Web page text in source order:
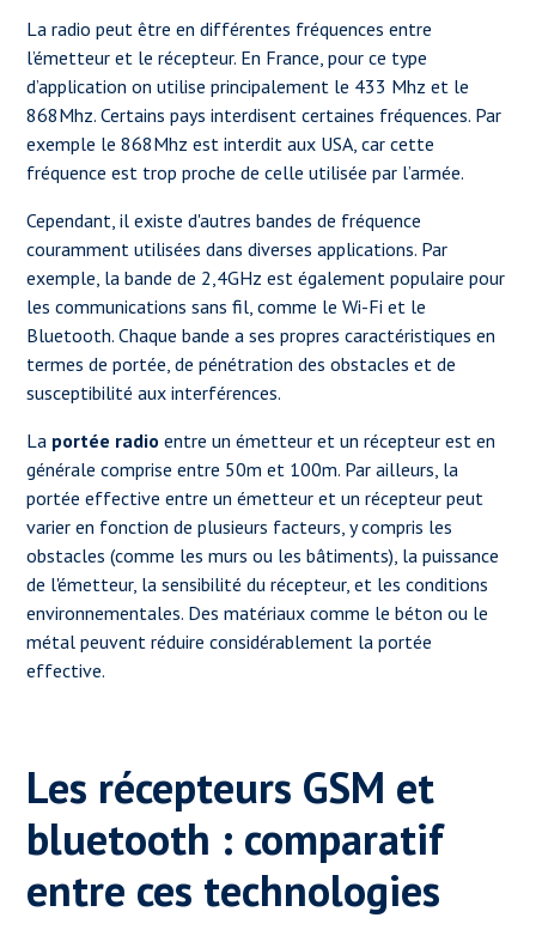
La radio peut être en différentes fréquences entre
l’émetteur et le récepteur. En France, pour ce type
d’application on utilise principalement le 433 Mhz et le
868Mhz. Certains pays interdisent certaines fréquences. Par
exemple le 868Mhz est interdit aux USA, car cette
fréquence est trop proche de celle utilisée par l’armée.
Cependant, il existe d'autres bandes de fréquence
couramment utilisées dans diverses applications. Par
exemple, la bande de 2,4GHz est également populaire pour
les communications sans fil, comme le Wi-Fi et le
Bluetooth. Chaque bande a ses propres caractéristiques en
termes de portée, de pénétration des obstacles et de
susceptibilité aux interférences.
La portée radio entre un émetteur et un récepteur est en
générale comprise entre 50m et 100m. Par ailleurs, la
portée effective entre un émetteur et un récepteur peut
varier en fonction de plusieurs facteurs, y compris les
obstacles (comme les murs ou les bâtiments), la puissance
de l'émetteur, la sensibilité du récepteur, et les conditions
environnementales. Des matériaux comme le béton ou le
métal peuvent réduire considérablement la portée
effective.
Les récepteurs GSM et
bluetooth : comparatif
entre ces technologies